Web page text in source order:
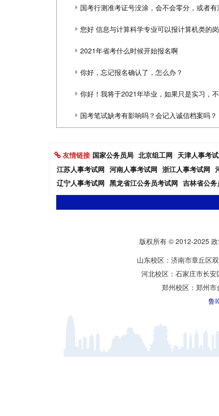
国考行测准考证号没涂，会不会零分，或者
您好 信息与计算科学专业可以报计算机类的
2021年省考什么时候开始报名啊
你好，忘记报名确认了，怎么办？
国考笔试缺考有影响吗？会记入诚信档案吗？
友情链接 国家公务员局 北京组工网 天津人事考试
江苏人事考试网 河南人事考试网 浙江人事考试网
辽宁人事考试网 黑龙省江公务员考试网 吉林省公
版权所有 © 2012-2025
山东校区：济南市章丘区
河北校区：石家庄市长
郑州校区：郑州
鲁